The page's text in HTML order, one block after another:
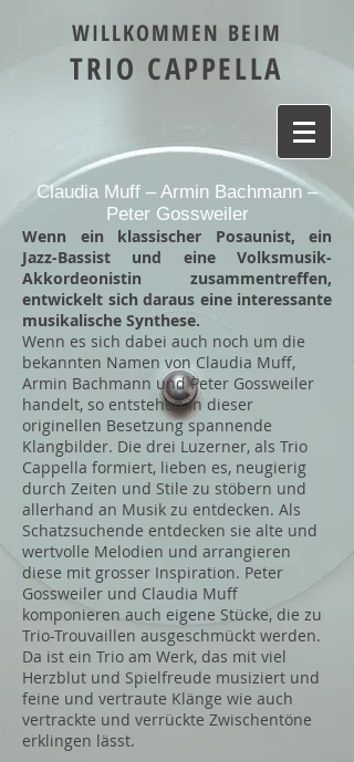
WILLKOMMEN BEIM
TRIO CAPPELLA
Claudia Muff – Armin Bachmann –
Peter Gossweiler
Wenn ein klassischer Posaunist, ein
Jazz-Bassist und eine Volksmusik-
Akkordeonistin zusammentreffen,
entwickelt sich daraus eine interessante
musikalische Synthese.
Wenn es sich dabei auch noch um die
bekannten Namen von Claudia Muff,
Armin Bachmann und Peter Gossweiler
handelt, so entstehen in dieser
originellen Besetzung spannende
Klangbilder. Die drei Luzerner, als Trio
Cappella formiert, lieben es, neugierig
durch Zeiten und Stile zu stöbern und
allerhand an Musik zu entdecken. Als
Schatzsuchende entdecken sie alte und
wertvolle Melodien und arrangieren
diese mit grosser Inspiration. Peter
Gossweiler und Claudia Muff
komponieren auch eigene Stücke, die zu
Trio-Trouvaillen ausgeschmückt werden.
Da ist ein Trio am Werk, das mit viel
Herzblut und Spielfreude musiziert und
feine und vertraute Klänge wie auch
vertrackte und verrückte Zwischentöne
erklingen lässt.